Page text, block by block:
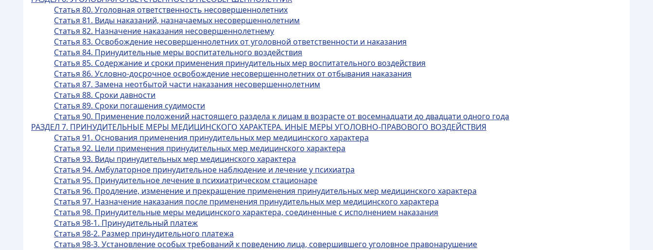
Статья 80. Уголовная ответственность несовершеннолетних
Статья 81. Виды наказаний, назначаемых несовершеннолетним
Статья 82. Назначение наказания несовершеннолетнему
Статья 83. Освобождение несовершеннолетних от уголовной ответственности и наказания
Статья 84. Принудительные меры воспитательного воздействия
Статья 85. Содержание и сроки применения принудительных мер воспитательного воздействия
Статья 86. Условно-досрочное освобождение несовершеннолетних от отбывания наказания
Статья 87. Замена неотбытой части наказания несовершеннолетним
Статья 88. Сроки давности
Статья 89. Сроки погашения судимости
Статья 90. Применение положений настоящего раздела к лицам в возрасте от восемнадцати до двадцати одного года
РАЗДЕЛ 7. ПРИНУДИТЕЛЬНЫЕ МЕРЫ МЕДИЦИНСКОГО ХАРАКТЕРА. ИНЫЕ МЕРЫ УГОЛОВНО-ПРАВОВОГО ВОЗДЕЙСТВИЯ
Статья 91. Основания применения принудительных мер медицинского характера
Статья 92. Цели применения принудительных мер медицинского характера
Статья 93. Виды принудительных мер медицинского характера
Статья 94. Амбулаторное принудительное наблюдение и лечение у психиатра
Статья 95. Принудительное лечение в психиатрическом стационаре
Статья 96. Продление, изменение и прекращение применения принудительных мер медицинского характера
Статья 97. Назначение наказания после применения принудительных мер медицинского характера
Статья 98. Принудительные меры медицинского характера, соединенные с исполнением наказания
Статья 98-1. Принудительный платеж
Статья 98-2. Размер принудительного платежа
Статья 98-3. Установление особых требований к поведению лица, совершившего уголовное правонарушение